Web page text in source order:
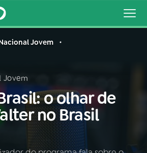
Buscar
Jovem
Jovem
o olhar de
no Brasil